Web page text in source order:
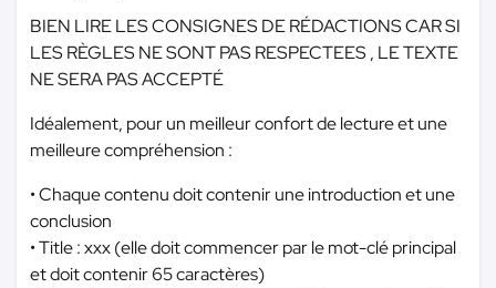
BIEN LIRE LES CONSIGNES DE RÉDACTIONS CAR SI
LES RÈGLES NE SONT PAS RESPECTEES , LE TEXTE
NE SERA PAS ACCEPTÉ
Idéalement, pour un meilleur confort de lecture et une
meilleure compréhension :
• Chaque contenu doit contenir une introduction et une
conclusion
• Title : xxx (elle doit commencer par le mot-clé principal
et doit contenir 65 caractères)